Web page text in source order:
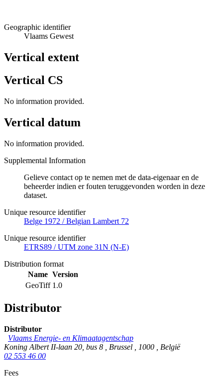
Geographic identifier
Vlaams Gewest
Vertical extent
Vertical CS
No information provided.
Vertical datum
No information provided.
Supplemental Information
Gelieve contact op te nemen met de data-eigenaar en de
beheerder indien er fouten teruggevonden worden in deze
dataset.
Unique resource identifier
Belge 1972 / Belgian Lambert 72
Unique resource identifier
ETRS89 / UTM zone 31N (N-E)
Distribution format
Name Version
GeoTiff 1.0
Distributor
Distributor
Vlaams Energie- en Klimaatagentschap
Koning Albert II-laan 20, bus 8
Brussel 1000
België
02 553 46 00
Fees